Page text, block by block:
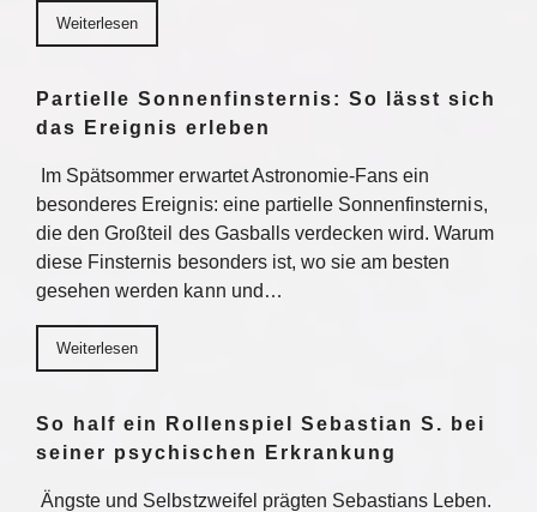
Weiterlesen
Partielle Sonnenfinsternis: So lässt sich
das Ereignis erleben
Im Spätsommer erwartet Astronomie-Fans ein
besonderes Ereignis: eine partielle Sonnenfinsternis,
die den Großteil des Gasballs verdecken wird. Warum
diese Finsternis besonders ist, wo sie am besten
gesehen werden kann und…
Weiterlesen
So half ein Rollenspiel Sebastian S. bei
seiner psychischen Erkrankung
Ängste und Selbstzweifel prägten Sebastians Leben.